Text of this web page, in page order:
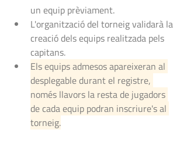
un equip prèviament.
L'organització del torneig validarà la
creació dels equips realitzada pels
capitans.
Els equips admesos apareixeran al
desplegable durant el registre,
només llavors la resta de jugadors
de cada equip podran inscriure's al
torneig.